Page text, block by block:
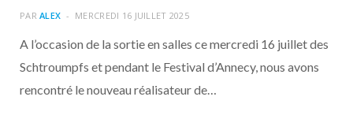
PAR ALEX MERCREDI 16 JUILLET 2025
A l’occasion de la sortie en salles ce mercredi 16 juillet des
Schtroumpfs et pendant le Festival d’Annecy, nous avons
rencontré le nouveau réalisateur de…